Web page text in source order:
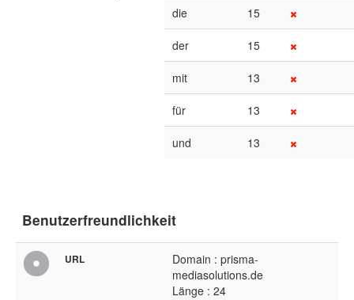
die
15
der 15
mit 13
für 13
und 13
Benutzerfreundlichkeit
URL
Domain : prisma-
mediasolutions.de
Länge : 24